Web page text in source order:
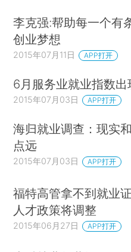
李克强:帮助每一个有
创业梦想
2015年07月11日 APP打开
6月服务业就业指数出
2015年07月03日 APP打开
海归就业调查：现实
点远
2015年07月03日 APP打开
福特高管拿不到就业
人才政策将调整
2015年06月27日 APP打开